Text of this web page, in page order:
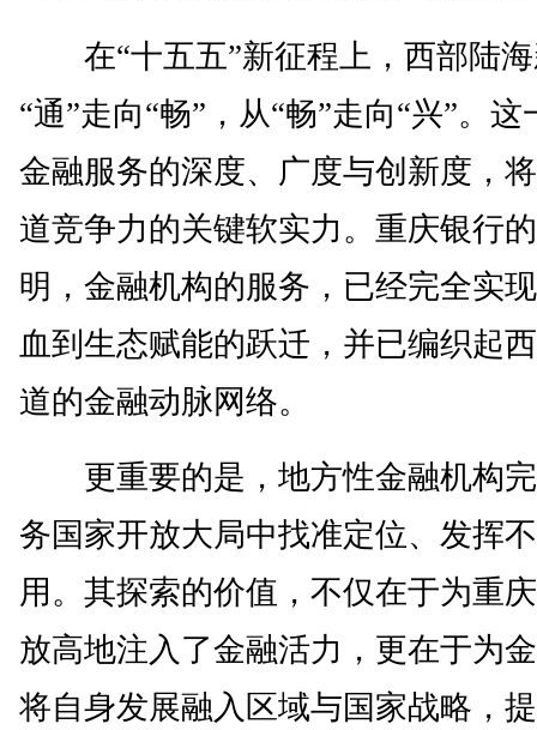
在“十五五”新征程上，西部陆海
“通”走向“畅”，从“畅”走向“兴”。
金融服务的深度、广度与创新度，
道竞争力的关键软实力。重庆银行
明，金融机构的服务，已经完全实
血到生态赋能的跃迁，并已编织起
道的金融动脉网络。
更重要的是，地方性金融机构完
务国家开放大局中找准定位、发挥
用。其探索的价值，不仅在于为重
放高地注入了金融活力，更在于为
将自身发展融入区域与国家战略，